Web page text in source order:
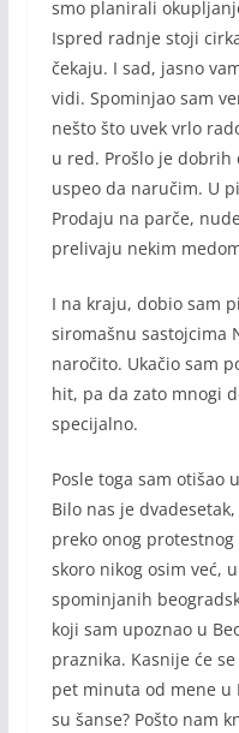
smo planirali
Ispred radnje stoji
čekaju. I sad, jasno
vidi. Spominjao sam
nešto što uvek vrlo
u red. Prošlo je
uspeo da naručim. U
Prodaju na parče,
prelivaju nekim
I na kraju, dobio sam
siromašnu sastojcima
naročito. Ukačio sam
hit, pa da zato mnogi
specijalno.
Posle toga sam otišao
Bilo nas je
preko onog
skoro nikog osim već,
spominjanih
koji sam upoznao u
praznika. Kasnije će
pet minuta od mene u
su šanse? Pošto nam